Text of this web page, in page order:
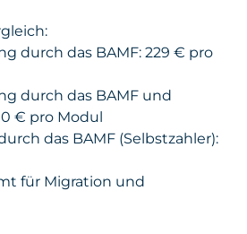
durch das BAMF: 229 € pro
durch das BAMF und
€ pro Modul
das BAMF (Selbstzahler):
für Migration und